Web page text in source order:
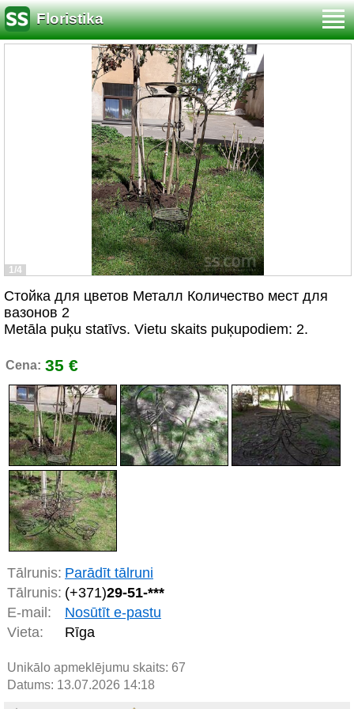
Floristika
1/4
Стойка для цветов Металл Количество мест для
вазонов 2
Metāla puķu statīvs. Vietu skaits puķupodiem: 2.
Cena: 35 €
Tālrunis: Parādīt tālruni
Tālrunis: (+371)29-51-***
E-mail:
Nosūtīt e-pastu
Vieta:
Rīga
Unikālo apmeklējumu skaits: 67
Datums: 13.07.2026 14:18